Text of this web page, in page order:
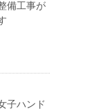
備工事が
子ハンド